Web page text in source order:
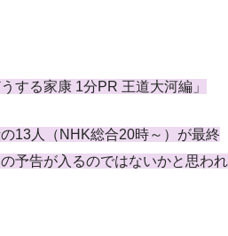
うする家康 1分PR 王道大河編」
13人（NHK総合20時～）が最終
予告が入るのではないかと思われ